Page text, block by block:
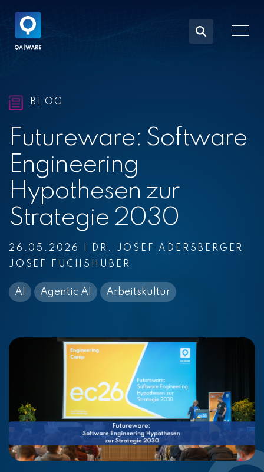
main
content.
BLOG
Futureware: Software
Engineering
Hypothesen zur
Strategie 2030
26.05.2026 DR. JOSEF ADERSBERGER ,
JOSEF FUCHSHUBER
AI Agentic AI Arbeitskultur